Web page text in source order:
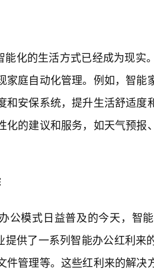
能化的生活方式已经成为现实
家庭自动化管理。例如，智能
和安保系统，提升生活舒适度
化的建议和服务，如天气预报
公模式日益普及的今天，智
提供了一系列智能办公红利来
件管理等。这些红利来的解决